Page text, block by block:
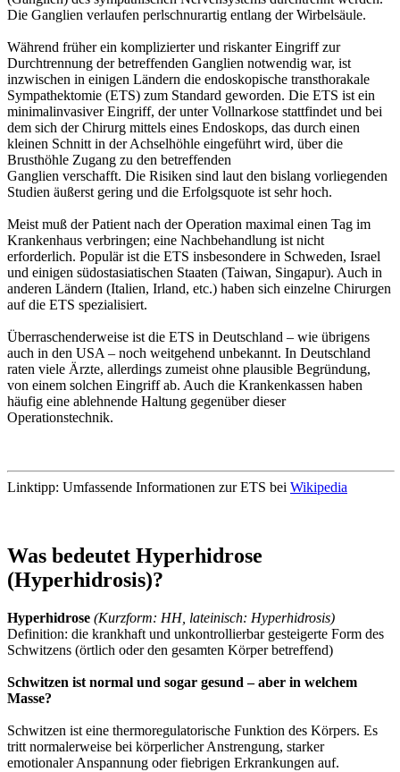
Die Ganglien verlaufen perlschnurartig entlang der Wirbelsäule.
Während früher ein komplizierter und riskanter Eingriff zur
Durchtrennung der betreffenden Ganglien notwendig war, ist
inzwischen in einigen Ländern die endoskopische transthorakale
Sympathektomie (ETS) zum Standard geworden. Die ETS ist ein
minimalinvasiver Eingriff, der unter Vollnarkose stattfindet und bei
dem sich der Chirurg mittels eines Endoskops, das durch einen
kleinen Schnitt in der Achselhöhle eingeführt wird, über die
Brusthöhle Zugang zu den betreffenden
Ganglien verschafft. Die Risiken sind laut den bislang vorliegenden
Studien äußerst gering und die Erfolgsquote ist sehr hoch.
Meist muß der Patient nach der Operation maximal einen Tag im
Krankenhaus verbringen; eine Nachbehandlung ist nicht
erforderlich. Populär ist die ETS insbesondere in Schweden, Israel
und einigen südostasiatischen Staaten (Taiwan, Singapur). Auch in
anderen Ländern (Italien, Irland, etc.) haben sich einzelne Chirurgen
auf die ETS spezialisiert.
Überraschenderweise ist die ETS in Deutschland – wie übrigens
auch in den USA – noch weitgehend unbekannt. In Deutschland
raten viele Ärzte, allerdings zumeist ohne plausible Begründung,
von einem solchen Eingriff ab. Auch die Krankenkassen haben
häufig eine ablehnende Haltung gegenüber dieser
Operationstechnik.
Linktipp: Umfassende Informationen zur ETS bei Wikipedia
Was bedeutet Hyperhidrose
(Hyperhidrosis)?
Hyperhidrose (Kurzform: HH, lateinisch: Hyperhidrosis)
Definition: die krankhaft und unkontrollierbar gesteigerte Form des
Schwitzens (örtlich oder den gesamten Körper betreffend)
Schwitzen ist normal und sogar gesund – aber in welchem
Masse?
Schwitzen ist eine thermoregulatorische Funktion des Körpers. Es
tritt normalerweise bei körperlicher Anstrengung, starker
emotionaler Anspannung oder fiebrigen Erkrankungen auf.